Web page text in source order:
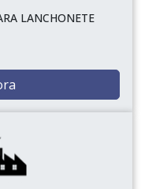
LANCHONETE